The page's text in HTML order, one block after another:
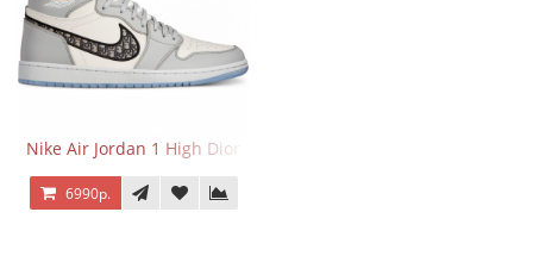
Nike Air Jordan 1 High Dior
6990р.